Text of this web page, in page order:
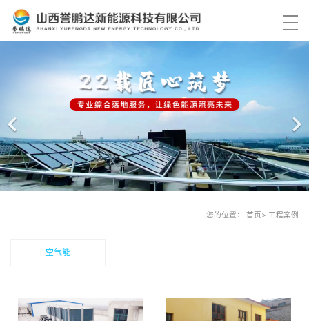
您的位置： 首页> 工程案例
空气能
首页
工程案例
联系我们